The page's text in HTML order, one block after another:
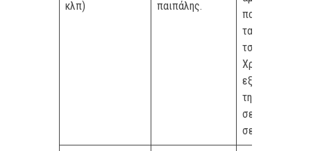
κλπ)
παιπάλης.
που αντιδρά με
τα αλκάλια του
τσιμέντου.
Χρειάζονται
εξέταση πριν
την χρήση τους
σε σκυρόδεμα
σε κονιάματα